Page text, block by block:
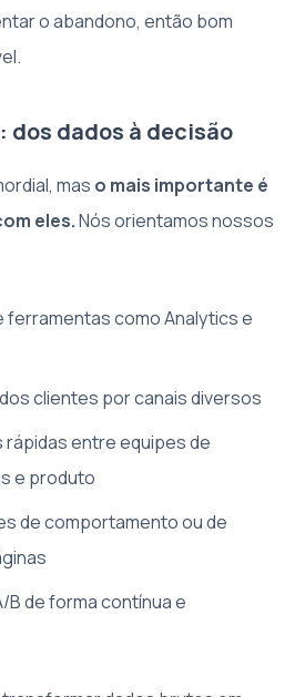
o abandono, então bom
dos dados à decisão
mas o mais importante é
eles.Nós orientamos nossos
ferramentas como Analytics e
clientes por canais diversos
rápidas entre equipes de
e produto
de comportamento ou de
de forma contínua e